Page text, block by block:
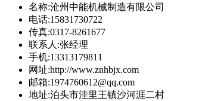
名称:沧州中能机械制造有限公司
电话:15831730722
传真:0317-8261677
联系人:张经理
手机:13313179811
网址:http://www.znhbjx.com
邮箱:1974760612@qq.com
地址:泊头市洼里王镇沙河涯二村